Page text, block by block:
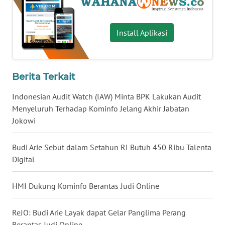
Install Aplikasi
Berita Terkait
Indonesian Audit Watch (IAW) Minta BPK Lakukan Audit
Menyeluruh Terhadap Kominfo Jelang Akhir Jabatan
Jokowi
Budi Arie Sebut dalam Setahun RI Butuh 450 Ribu Talenta
Digital
HMI Dukung Kominfo Berantas Judi Online
ReJO: Budi Arie Layak dapat Gelar Panglima Perang
WN
NUSANTARA
WN
JOGJA
JATIM
WN
BALI
WN
KALBAR
WN
KALTENG